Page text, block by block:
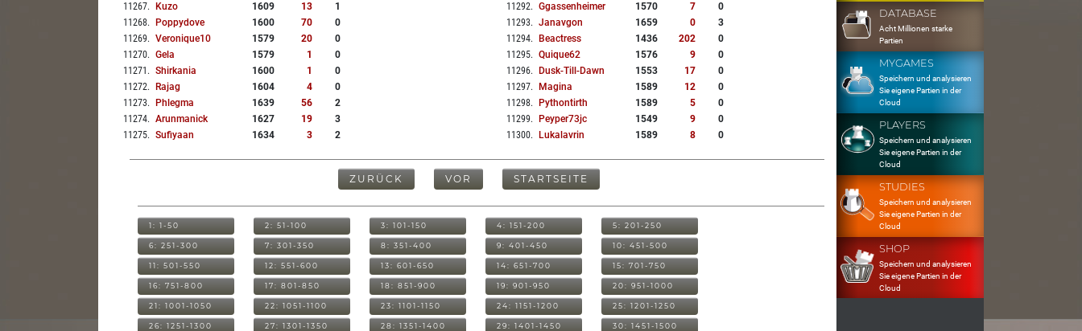
11267. Kuzo 1609 13
1
11268. Poppydove 1600 70
0
11269. Veronique10 1579 20
0
11270. Gela 1579 1
0
11271 . Shirkania 1600 1
0
11272. Rajag 1604 4
0
11273. Phlegma 1639 56
2
11274. Arunmanick 1627 19
3
11275. Sufiyaan 1634 3 2
11292. Ggassenheimer 1570 7
0
11293. Janavgon 1659 0
3
11294. Beactress 1436 202
0
11295. Quique62 1576 9
0
11296. Dusk-Till-Dawn 1553 17
0
11297. Magina 1589 12
0
11298. Pythontirth 1589 5
0
11299. Peyper73jc 1549 9
0
11300. Lukalavrin 1589 8 0
ZURÜCK VOR STARTSEITE
1: 1-50 2: 51-100 3: 101-150 4: 151-200 5: 201-250
6: 251-300 7: 301-350 8: 351-400 9: 401-450 10: 451-500
11: 501-550 12: 551-600 13: 601-650 14: 651-700 15: 701-750
16: 751-800 17: 801-850 18: 851-900 19: 901-950 20: 951-1000
21: 1001-1050 22: 1051-1100 23: 1101-1150 24: 1151-1200 25: 1201-1250
26: 1251-1300 27: 1301-1350 28: 1351-1400 29: 1401-1450 30: 1451-1500
DATABASE
Acht Millionen starke
Partien
MYGAMES
Speichern und analysieren
Sie eigene Partien in der
Cloud
PLAYERS
Speichern und analysieren
Sie eigene Partien in der
Cloud
STUDIES
Speichern und analysieren
Sie eigene Partien in der
Cloud
SHOP
Speichern und analysieren
Sie eigene Partien in der
Cloud